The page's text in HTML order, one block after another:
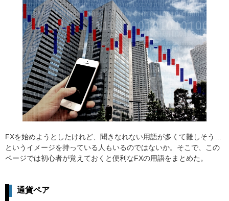
FXを始めようとしたけれど、聞きなれない用語が多くて難しそう…
というイメージを持っている人もいるのではないか。そこで、この
ページでは初心者が覚えておくと便利なFXの用語をまとめた。
通貨ペア